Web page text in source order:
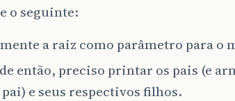
o seguinte:
a raiz como parâmetro para o
então, preciso printar os pais (e
e seus respectivos filhos.